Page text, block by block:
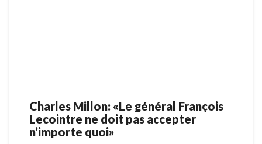
Charles
Millon:
«Le
Charles Millon: «Le général François
Lecointre ne doit pas accepter
n’importe quoi»